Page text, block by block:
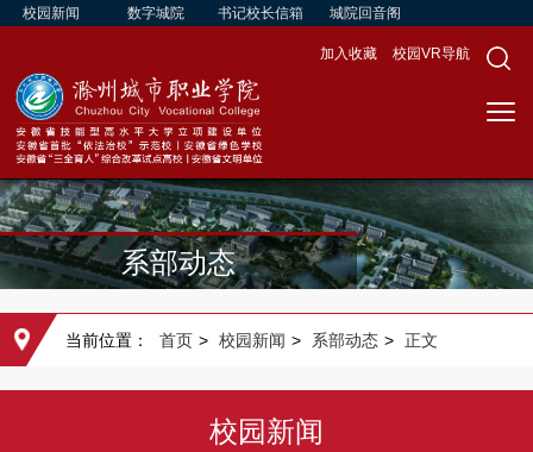
校园新闻 数字城院 书记校长信箱 城院回音阁
加入收藏 校园VR导航
系部动态
当前位置： 首页 > 校园新闻 > 系部动态 > 正文
校园新闻